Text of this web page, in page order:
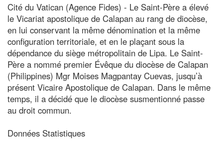
Cité du Vatican (Agence Fides) - Le Saint-Père a élevé
le Vicariat apostolique de Calapan au rang de diocèse,
en lui conservant la même dénomination et la même
configuration territoriale, et en le plaçant sous la
dépendance du siège métropolitain de Lipa. Le Saint-
Père a nommé premier Évêque du diocèse de Calapan
(Philippines) Mgr Moises Magpantay Cuevas, jusqu’à
présent Vicaire Apostolique de Calapan. Dans le même
temps, il a décidé que le diocèse susmentionné passe
au droit commun.
Données Statistiques